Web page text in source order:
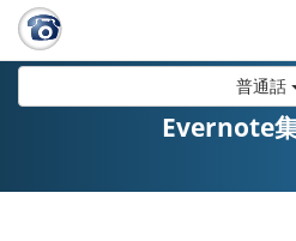
普通話
Evernote